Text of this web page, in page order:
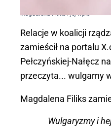
Magdalena Filiks i jej wpis
Relacje w koalicji
zamieścił na portalu
Pełczyńskiej-Nałęcz
przeczyta... wulgarny
Magdalena Filiks
Wulgaryzmy i